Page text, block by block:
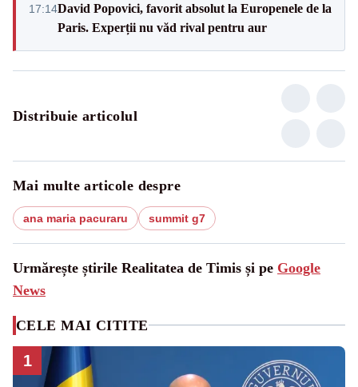
17:14David Popovici, favorit absolut la Europenele de la
Paris. Experții nu văd rival pentru aur
Distribuie articolul
Mai multe articole despre
ana maria pacuraru summit g7
Urmărește știrile Realitatea de Timis și pe Google
News
CELE MAI CITITE
1